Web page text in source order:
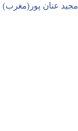
مجید عنان پور(مغرب)